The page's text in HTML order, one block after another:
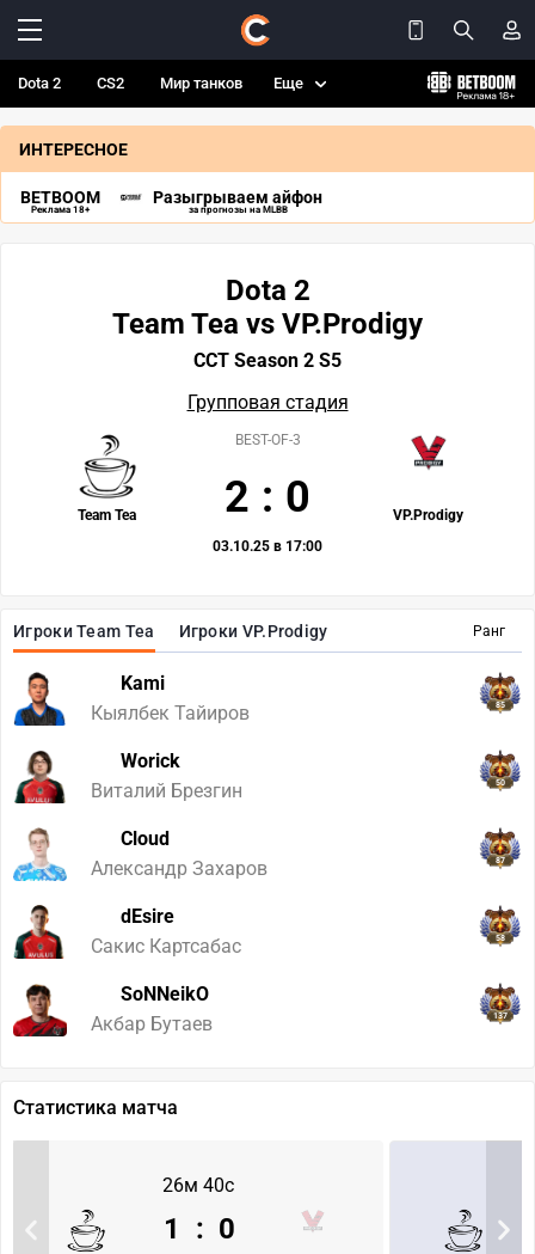
Dota 2 CS2 Мир танков Еще
ИНТЕРЕСНОЕ
BETBOOM
Реклама 18+
Разыгрываем айфон
за прогнозы на MLBB
Ранг
Игроки Team Tea Игроки VP.Prodigy
Kami
Кыялбек Тайиров
85
Worick
Виталий Брезгин
50
Cloud
Александр Захаров
87
dEsire
Сакис Картсабас
58
SoNNeikO
Акбар Бутаев
137
Dota 2
Team Tea vs VP.Prodigy
CCT Season 2 S5
Групповая стадия
Team Tea VP.Prodigy
BEST-OF-3
2 : 0
03.10.25 в 17:00
Статистика матча
26м 40с
1 : 0